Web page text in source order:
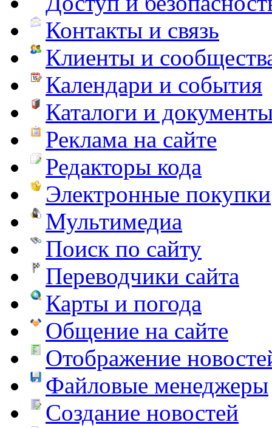
Контакты и связь
Клиенты и
Календари и события
Каталоги и
Реклама на сайте
Редакторы кода
Электронные покупки
Мультимедиа
Поиск по сайту
Переводчики сайта
Карты и погода
Общение на сайте
Отображение
Файловые менеджеры
Создание новостей